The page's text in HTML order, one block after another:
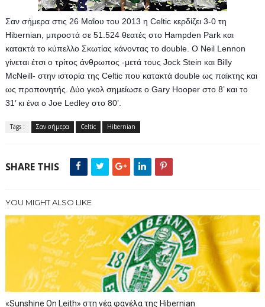
Σαν σήμερα στις 26 Μαΐου του 2013 η Celtic κερδίζει 3-0 τη
Hibernian, μπροστά σε 51.524 θεατές στο Hampden Park και
κατακτά το κύπελλο Σκωτίας κάνοντας το double. O Neil Lennon
γίνεται έτσι ο τρίτος άνθρωπος -μετά τους Jock Stein και Billy
McNeill- στην ιστορία της Celtic που κατακτά double ως παίκτης και
ως προπονητής. Δύο γκολ σημείωσε ο Gary Hooper στο 8’ και το
31’ κι ένα ο Joe Ledley στο 80’.
Tags : Σαν σήμερα Celtic Hibernian
SHARE THIS
YOU MIGHT ALSO LIKE
«Sunshine On Leith» στη νέα φανέλα της Hibernian